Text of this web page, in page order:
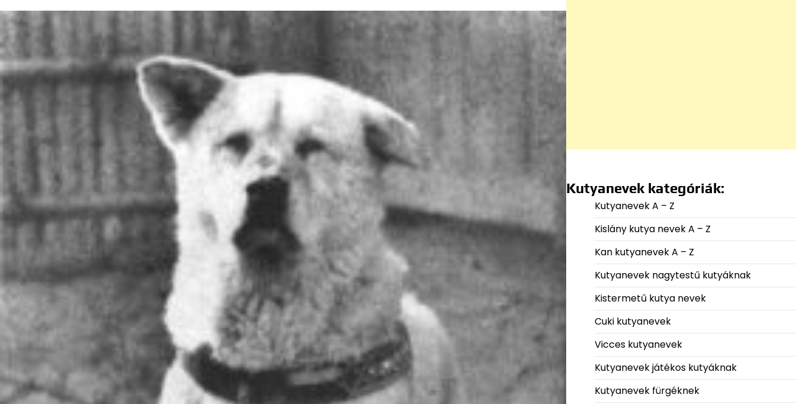
Kutyanevek kategóriák:
Kutyanevek A – Z
Kislány kutya nevek A – Z
Kan kutyanevek A – Z
Kutyanevek nagytestű kutyáknak
Kistermetű kutya nevek
Cuki kutyanevek
Vicces kutyanevek
Kutyanevek játékos kutyáknak
Kutyanevek fürgéknek